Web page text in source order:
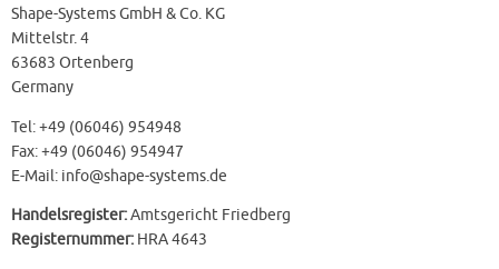
Shape-Systems GmbH & Co. KG
Mittelstr. 4
63683 Ortenberg
Germany
Tel: +49 (06046) 954948
Fax: +49 (06046) 954947
E-Mail: info@shape-systems.de
Handelsregister:Amtsgericht Friedberg
Registernummer: HRA 4643